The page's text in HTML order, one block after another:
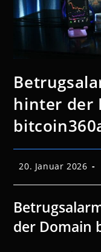
hinter der
Beitrag
veröffentlicht:
20. Januar 2026
der Domain